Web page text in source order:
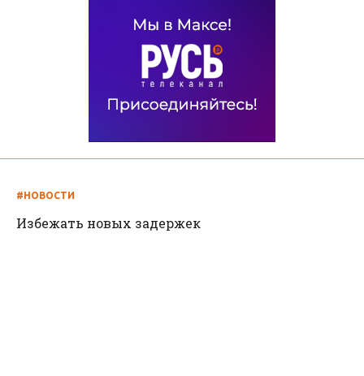
#НОВОСТИ
Избежать новых задержек